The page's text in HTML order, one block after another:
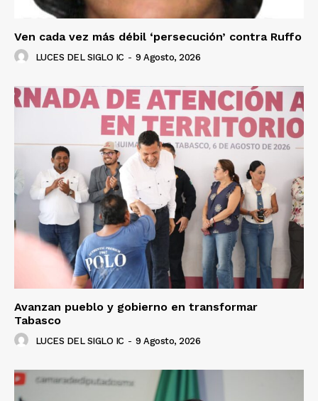
Ven cada vez más débil ‘persecución’ contra Ruffo
LUCES DEL SIGLO IC - 9 Agosto, 2026
Avanzan pueblo y gobierno en transformar
Tabasco
LUCES DEL SIGLO IC - 9 Agosto, 2026